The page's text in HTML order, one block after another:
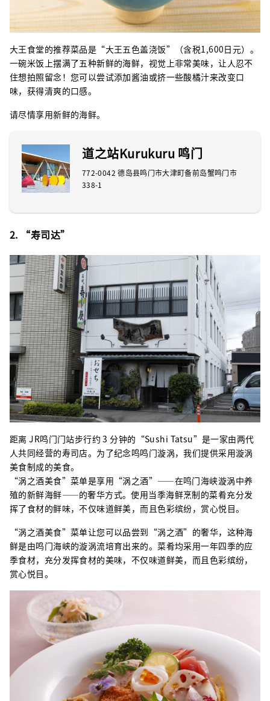
大王食堂的推荐菜品是“大王五色盖浇饭”（含税1,600日元）。
一碗米饭上摆满了五种新鲜的海鲜，视觉上非常美味，让人忍不
住想拍照留念！您可以尝试添加酱油或挤一些酸橘汁来改变口
味，获得清爽的口感。
请尽情享用新鲜的海鲜。
道之站Kurukuru 鸣门
772-0042 德岛县鸣门市大津町备前岛蟹鸣门市
338-1
2. “寿司达”
距离 JR鸣门门站步行约 3 分钟的“Sushi Tatsu”是一家由两代
人共同经营的寿司店。为了纪念鸣鸣门漩涡，我们提供采用漩涡
美食制成的美食。
“涡之酒美食”菜单是享用“涡之酒”——在鸣门海峡漩涡中养
殖的新鲜海鲜——的奢华方式。使用当季海鲜烹制的菜肴充分发
挥了食材的鲜味，不仅味道鲜美，而且色彩缤纷，赏心悦目。
“涡之酒美食”菜单让您可以品尝到“涡之酒”的奢华，这种海
鲜是由鸣门海峡的漩涡流培育出来的。菜肴均采用一年四季的应
季食材，充分发挥食材的美味，不仅味道鲜美，而且色彩缤纷，
赏心悦目。